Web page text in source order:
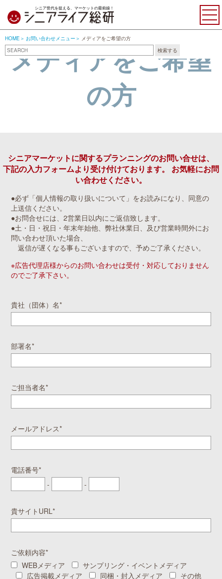
シニア世代を捉える、マーケットの最前線！
HOME お問い合わせメニュー
メディアをご希望の方
検索する
メディアをご希望
の方
シニアマーケットに関するプランニングのお問い合せは、
下記の入力フォームより受け付けております。 お気軽にお問
い合わせください。
●必ず「個人情報の取り扱いについて」をお読みになり、同意の
上送信ください。
●お問合せには、2営業日以内にご返信致します。
●土・日・祝日・年末年始他、弊社休業日、及び営業時間外にお
問い合わせ頂いた場合、
返信が遅くなる事もございますので、予めご了承ください。
※広告代理店様からのお問い合わせは受付・対応しておりません
のでご了承下さい。
貴社（団体）名*
部署名*
ご担当者名*
メールアドレス*
電話番号*
-
-
貴サイトURL*
ご依頼内容*
WEBメディア
サンプリング・イベントメディア
広告掲載メディア
同梱・封入メディア その他